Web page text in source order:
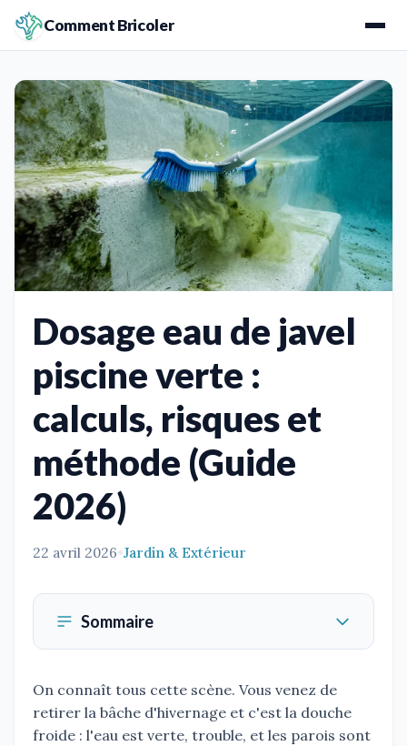
Comment Bricoler
Dosage eau de javel
piscine verte :
calculs, risques et
méthode (Guide
2026)
22 avril 2026•Jardin & Extérieur
Sommaire
On connaît tous cette scène. Vous venez de
retirer la bâche d'hivernage et c'est la douche
froide : l'eau est verte, trouble, et les parois sont